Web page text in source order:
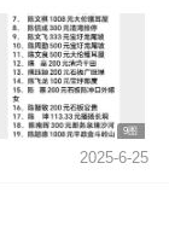
9图
2025-6-25